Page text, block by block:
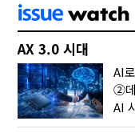
AX 3.0 시대
②데